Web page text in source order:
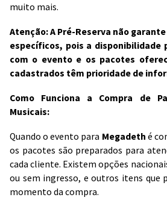
muito mais.
Atenção: A Pré-Reserva não
específicos, pois a disponibilidade
com o evento e os pacotes
cadastrados têm prioridade de
Como Funciona a Compra de
Musicais:
Quando o evento para Megadeth é
os pacotes são preparados para
cada cliente. Existem opções
ou sem ingresso, e outros itens que
momento da compra.